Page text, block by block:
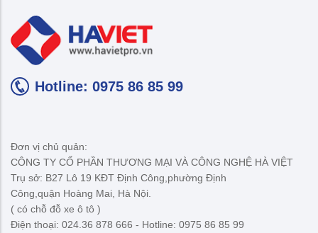
Hotline: 0975 86 85 99
Đơn vị chủ quản:
CÔNG TY CỔ PHẦN THƯƠNG MẠI VÀ CÔNG NGHỆ HÀ VIỆT
Trụ sở: B27 Lô 19 KĐT Định Công,phường Định
Công,quận Hoàng Mai, Hà Nội.
( có chỗ đỗ xe ô tô )
Điện thoại: 024.36 878 666 - Hotline: 0975 86 85 99